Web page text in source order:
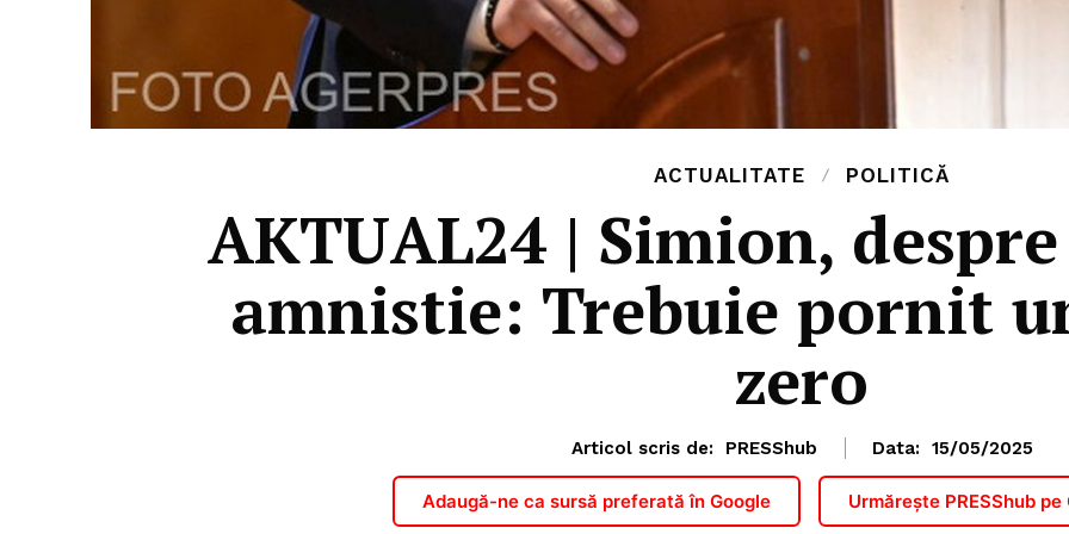
ACTUALITATE POLITICĂ
AKTUAL24 | Simion,
amnistie: Trebuie pornit
zero
Articol scris de: PRESShub Data: 15/05/2025
Adaugă-ne ca sursă preferată în Google Urmărește PRESShub